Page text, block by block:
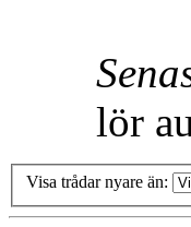
lör
Visa trådar nyare än: